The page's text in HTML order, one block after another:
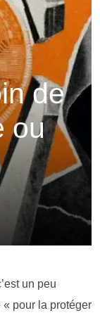
de
ou
un peu
pour la protéger